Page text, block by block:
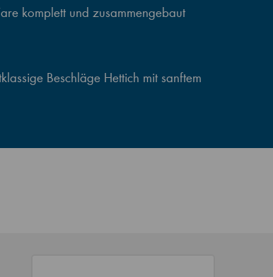
komplett und zusammengebaut
Beschläge Hettich mit sanftem